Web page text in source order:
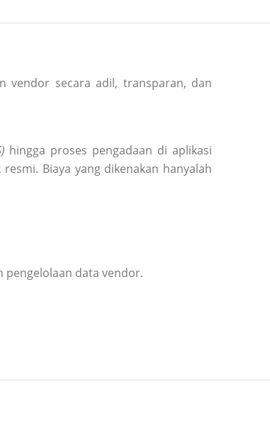
vendor secara adil, transparan, dan
hingga proses pengadaan di aplikasi
Biaya yang dikenakan hanyalah
pengelolaan data vendor.